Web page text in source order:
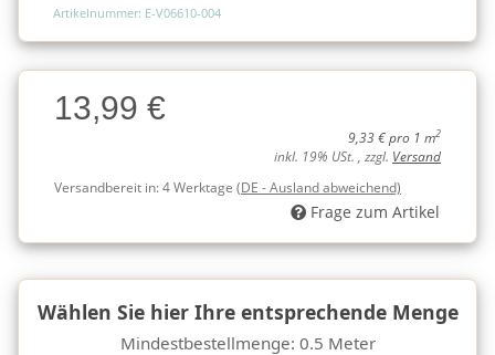
Artikelnummer: E-V06610-004
Charge
Charge13,99 €
9,33 € pro 1 m2
inkl. 19% USt. , zzgl. Versand
Versandbereit in:4 Werktage (DE - Ausland abweichend)
Frage zum Artikel
Wählen Sie hier Ihre entsprechende Menge
Mindestbestellmenge: 0.5 Meter